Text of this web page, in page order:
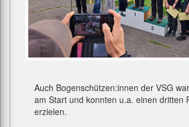
Auch Bogenschützen:innen der VSG
am Start und konnten u.a. einen dritten
erzielen.